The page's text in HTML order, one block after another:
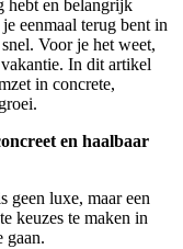
hebt en belangrijk
eenmaal terug bent in
Voor je het weet,
In dit artikel
in concrete,
en haalbaar
geen luxe, maar een
keuzes te maken in
gaan.